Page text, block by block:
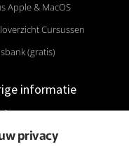
Apple & MacOS
Cursussen
(gratis)
informatie
privacy